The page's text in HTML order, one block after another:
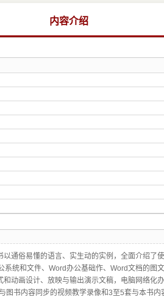
内容介绍
通俗易懂的语言、实生动的实例，全面介绍
统和文件、Word办公基础作、Word文档的图
动画设计、放映与输出演示文稿，电脑网络化
书内容同步的视频教学录像和3至5套与本书